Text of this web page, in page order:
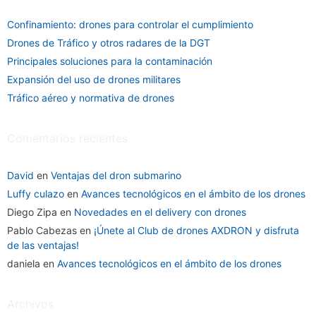
Confinamiento: drones para controlar el cumplimiento
Drones de Tráfico y otros radares de la DGT
Principales soluciones para la contaminación
Expansión del uso de drones militares
Tráfico aéreo y normativa de drones
David en Ventajas del dron submarino
Luffy culazo en Avances tecnológicos en el ámbito de los drones
Diego Zipa en Novedades en el delivery con drones
Pablo Cabezas en ¡Únete al Club de drones AXDRON y disfruta
de las ventajas!
daniela en Avances tecnológicos en el ámbito de los drones